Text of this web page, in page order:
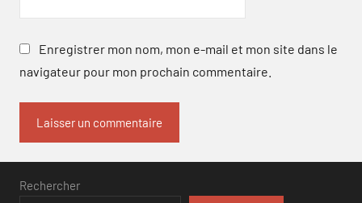
Enregistrer mon nom, mon e-mail et mon site dans le
navigateur pour mon prochain commentaire.
Rechercher